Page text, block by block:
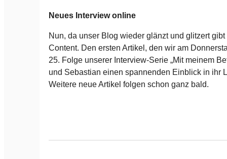
Neues Interview online
Nun, da unser Blog wieder glänzt und glitzert
Content. Den ersten Artikel, den wir am
25. Folge unserer Interview-Serie „Mit meinem
und Sebastian einen spannenden Einblick in ihr
Weitere neue Artikel folgen schon ganz bald.